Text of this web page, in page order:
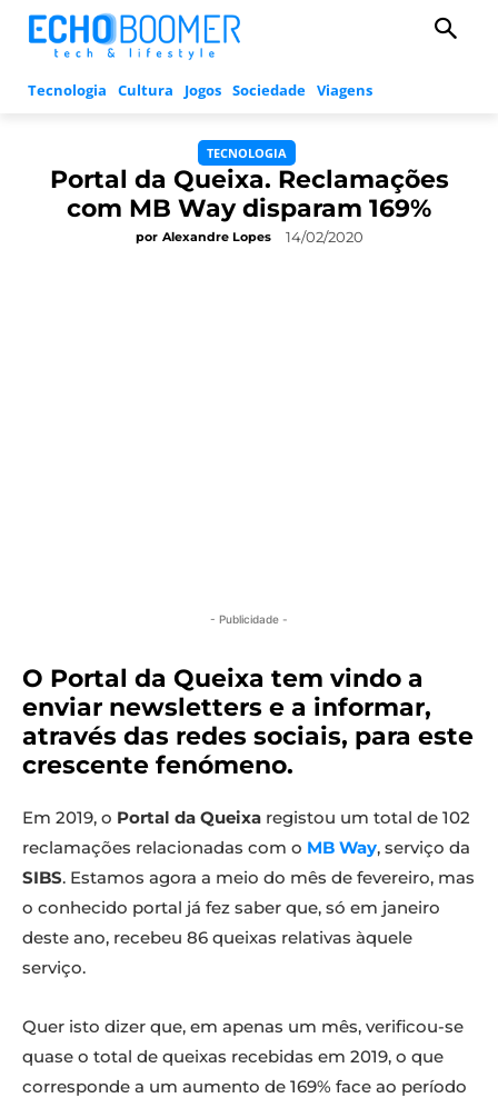
Tecnologia Cultura Jogos Sociedade Viagens
TECNOLOGIA
Portal da Queixa. Reclamações
com MB Way disparam 169%
por Alexandre Lopes 14/02/2020
- Publicidade -
O Portal da Queixa tem vindo a
enviar newsletters e a informar,
através das redes sociais, para este
crescente fenómeno.
Em 2019, o Portal da Queixa registou um total de 102
reclamações relacionadas com o MB Way, serviço da
SIBS. Estamos agora a meio do mês de fevereiro, mas
o conhecido portal já fez saber que, só em janeiro
deste ano, recebeu 86 queixas relativas àquele
serviço.
Quer isto dizer que, em apenas um mês, verificou-se
quase o total de queixas recebidas em 2019, o que
corresponde a um aumento de 169% face ao período